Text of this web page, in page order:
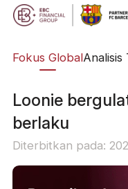
Fokus GlobalAnalisis
​Loonie
berlaku
Diterbitkan pada: